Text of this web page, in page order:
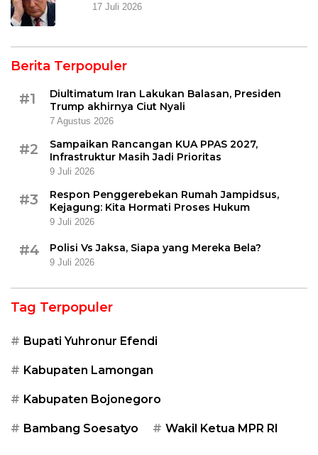
17 Juli 2026
Berita Terpopuler
#1
Diultimatum Iran Lakukan Balasan, Presiden
Trump akhirnya Ciut Nyali
7 Agustus 2026
#2
Sampaikan Rancangan KUA PPAS 2027,
Infrastruktur Masih Jadi Prioritas
9 Juli 2026
#3
Respon Penggerebekan Rumah Jampidsus,
Kejagung: Kita Hormati Proses Hukum
9 Juli 2026
#4 Polisi Vs Jaksa, Siapa yang Mereka Bela?
9 Juli 2026
Tag Terpopuler
Bupati Yuhronur Efendi
Kabupaten Lamongan
Kabupaten Bojonegoro
Bambang Soesatyo Wakil Ketua MPR RI